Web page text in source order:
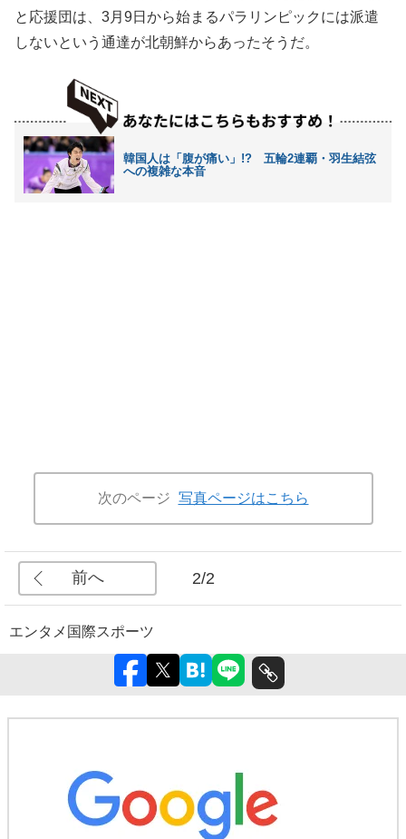
と応援団は、3月9日から始まるパラリンピックには派遣
しないという通達が北朝鮮からあったそうだ。
韓国人は「腹が痛い」!? 五輪2連覇・羽生結弦
への複雑な本音
次のページ 写真ページはこちら
前へ 2/2
エンタメ 国際スポーツ